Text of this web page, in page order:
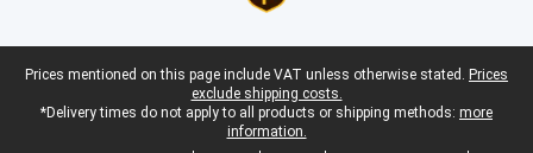
Legal footer
Prices mentioned on this page include VAT unless otherwise stated. Prices
exclude shipping costs.
*Delivery times do not apply to all products or shipping methods: more
information.